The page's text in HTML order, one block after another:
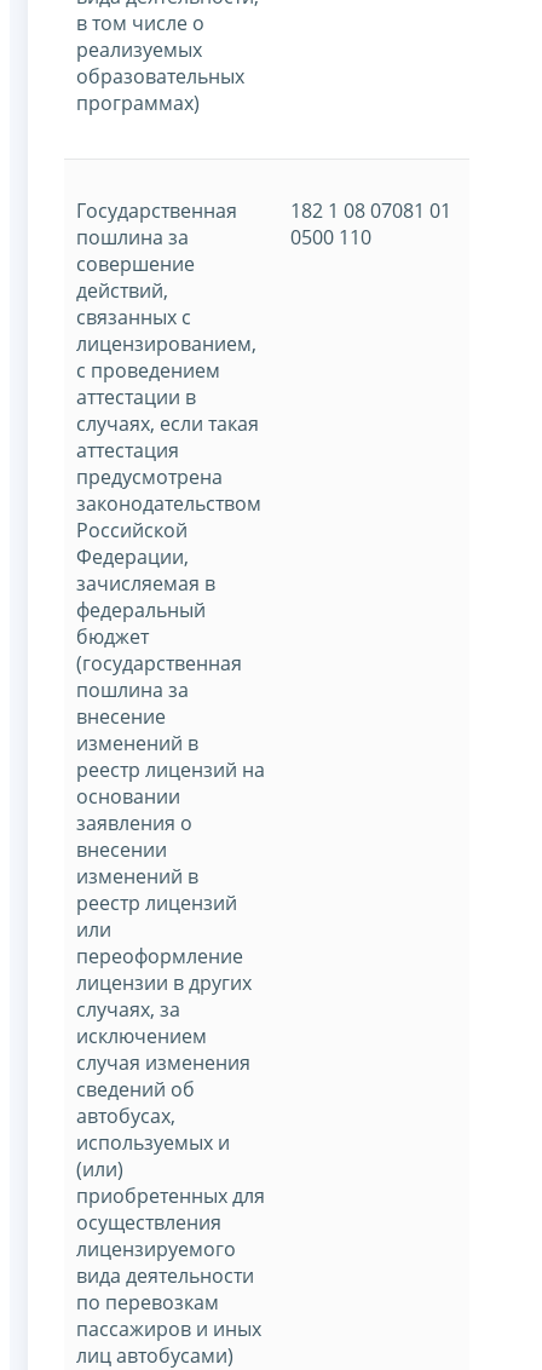
в том числе о
реализуемых
образовательных
программах)
Государственная
пошлина за
совершение
действий,
связанных с
лицензированием,
с проведением
аттестации в
случаях, если такая
аттестация
предусмотрена
законодательством
Российской
Федерации,
зачисляемая в
федеральный
бюджет
(государственная
пошлина за
внесение
изменений в
реестр лицензий на
основании
заявления о
внесении
изменений в
реестр лицензий
или
переоформление
лицензии в других
случаях, за
исключением
случая изменения
сведений об
автобусах,
используемых и
(или)
приобретенных для
осуществления
лицензируемого
вида деятельности
по перевозкам
пассажиров и иных
лиц автобусами)
182 1 08 07081 01
0500 110